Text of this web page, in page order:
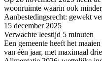
woonruimte waarin ook
Aanbestedingsrecht: gewekt
15 december 2025
Verwachte leestijd 5 minuten
Een gemeente heeft het
van één jaar, met maximaal